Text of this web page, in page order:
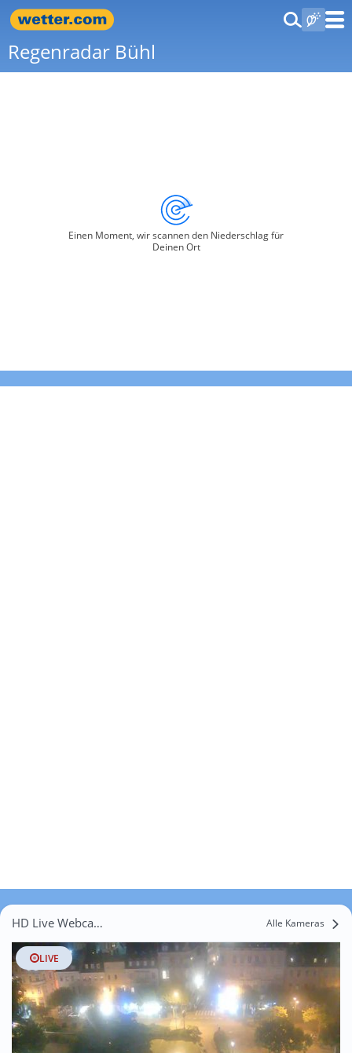
Regenradar Bühl
Einen Moment, wir scannen den Niederschlag für
Deinen Ort
HD Live Webcams Bühl Alle Kameras
LIVE